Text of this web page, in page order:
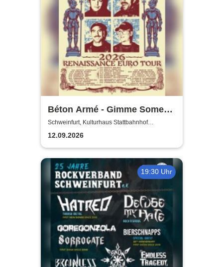
Béton Armé - Gimme Some
Action presents
Schweinfurt, Kulturhaus Stattbahnhof
Schweinfurt
12.09.2026
19:30 Uhr